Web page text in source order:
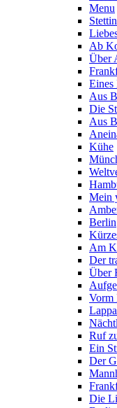
Menu
Stettin
Ab
Über
Eines
Aus
Die
Aus
Kühe
Mein
Berlin
Am
Der
Über
Vorm
Ruf
Ein
Der
Die